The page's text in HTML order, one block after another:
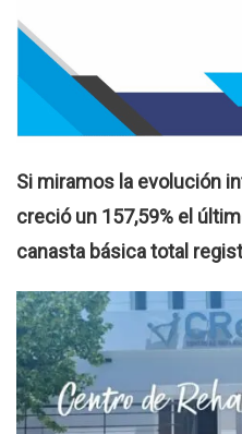
Si miramos la evolución
creció un 157,59% el
canasta básica total